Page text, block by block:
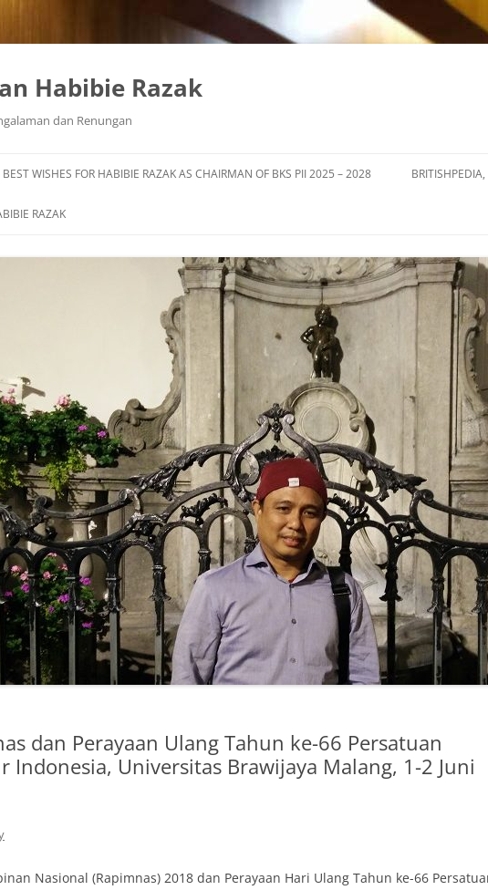
Habibie Razak
dan Renungan
BEST WISHES FOR HABIBIE RAZAK AS CHAIRMAN OF BKS PII 2025 – 2028
RAZAK
dan Perayaan Ulang Tahun ke-66 Persatuan
Indonesia, Universitas Brawijaya Malang, 1-2 Juni
Nasional (Rapimnas) 2018 dan Perayaan Hari Ulang Tahun ke-66